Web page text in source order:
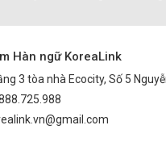
Hàn ngữ KoreaLink
3 tòa nhà Ecocity, Số 5